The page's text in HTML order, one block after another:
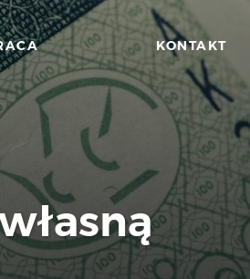
KONTAKT